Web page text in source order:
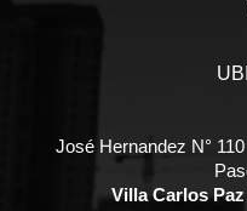
José Hernandez N°
Villa Carlos